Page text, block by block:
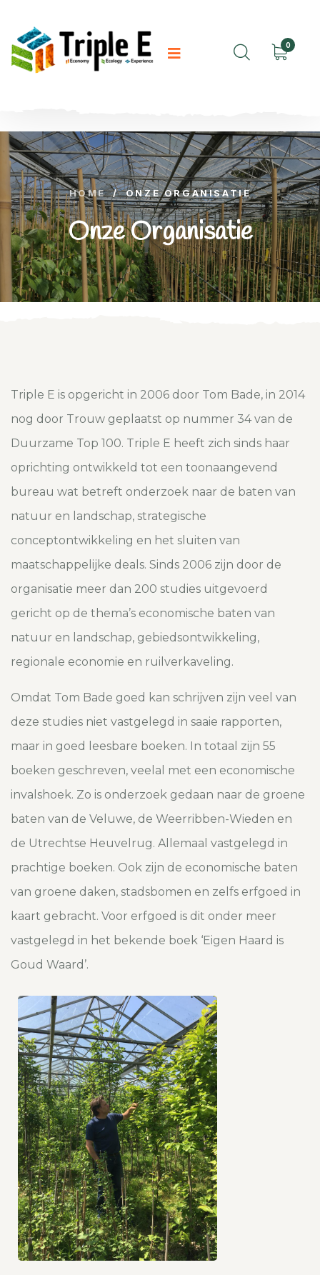
0
HOME / ONZE ORGANISATIE
Onze Organisatie
Triple E is opgericht in 2006 door Tom Bade, in 2014
nog door Trouw geplaatst op nummer 34 van de
Duurzame Top 100. Triple E heeft zich sinds haar
oprichting ontwikkeld tot een toonaangevend
bureau wat betreft onderzoek naar de baten van
natuur en landschap, strategische
conceptontwikkeling en het sluiten van
maatschappelijke deals. Sinds 2006 zijn door de
organisatie meer dan 200 studies uitgevoerd
gericht op de thema’s economische baten van
natuur en landschap, gebiedsontwikkeling,
regionale economie en ruilverkaveling.
Omdat Tom Bade goed kan schrijven zijn veel van
deze studies niet vastgelegd in saaie rapporten,
maar in goed leesbare boeken. In totaal zijn 55
boeken geschreven, veelal met een economische
invalshoek. Zo is onderzoek gedaan naar de groene
baten van de Veluwe, de Weerribben-Wieden en
de Utrechtse Heuvelrug. Allemaal vastgelegd in
prachtige boeken. Ook zijn de economische baten
van groene daken, stadsbomen en zelfs erfgoed in
kaart gebracht. Voor erfgoed is dit onder meer
vastgelegd in het bekende boek ‘Eigen Haard is
Goud Waard’.